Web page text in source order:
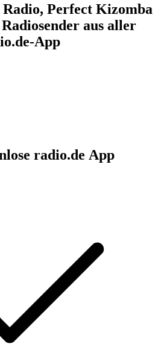
Perfect Kizomba
aus aller
App
radio.de App